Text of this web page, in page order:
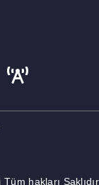
hakları Saklıdır